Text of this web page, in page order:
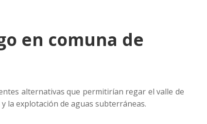
en comuna de
alternativas que permitirían regar el valle de
la explotación de aguas subterráneas.